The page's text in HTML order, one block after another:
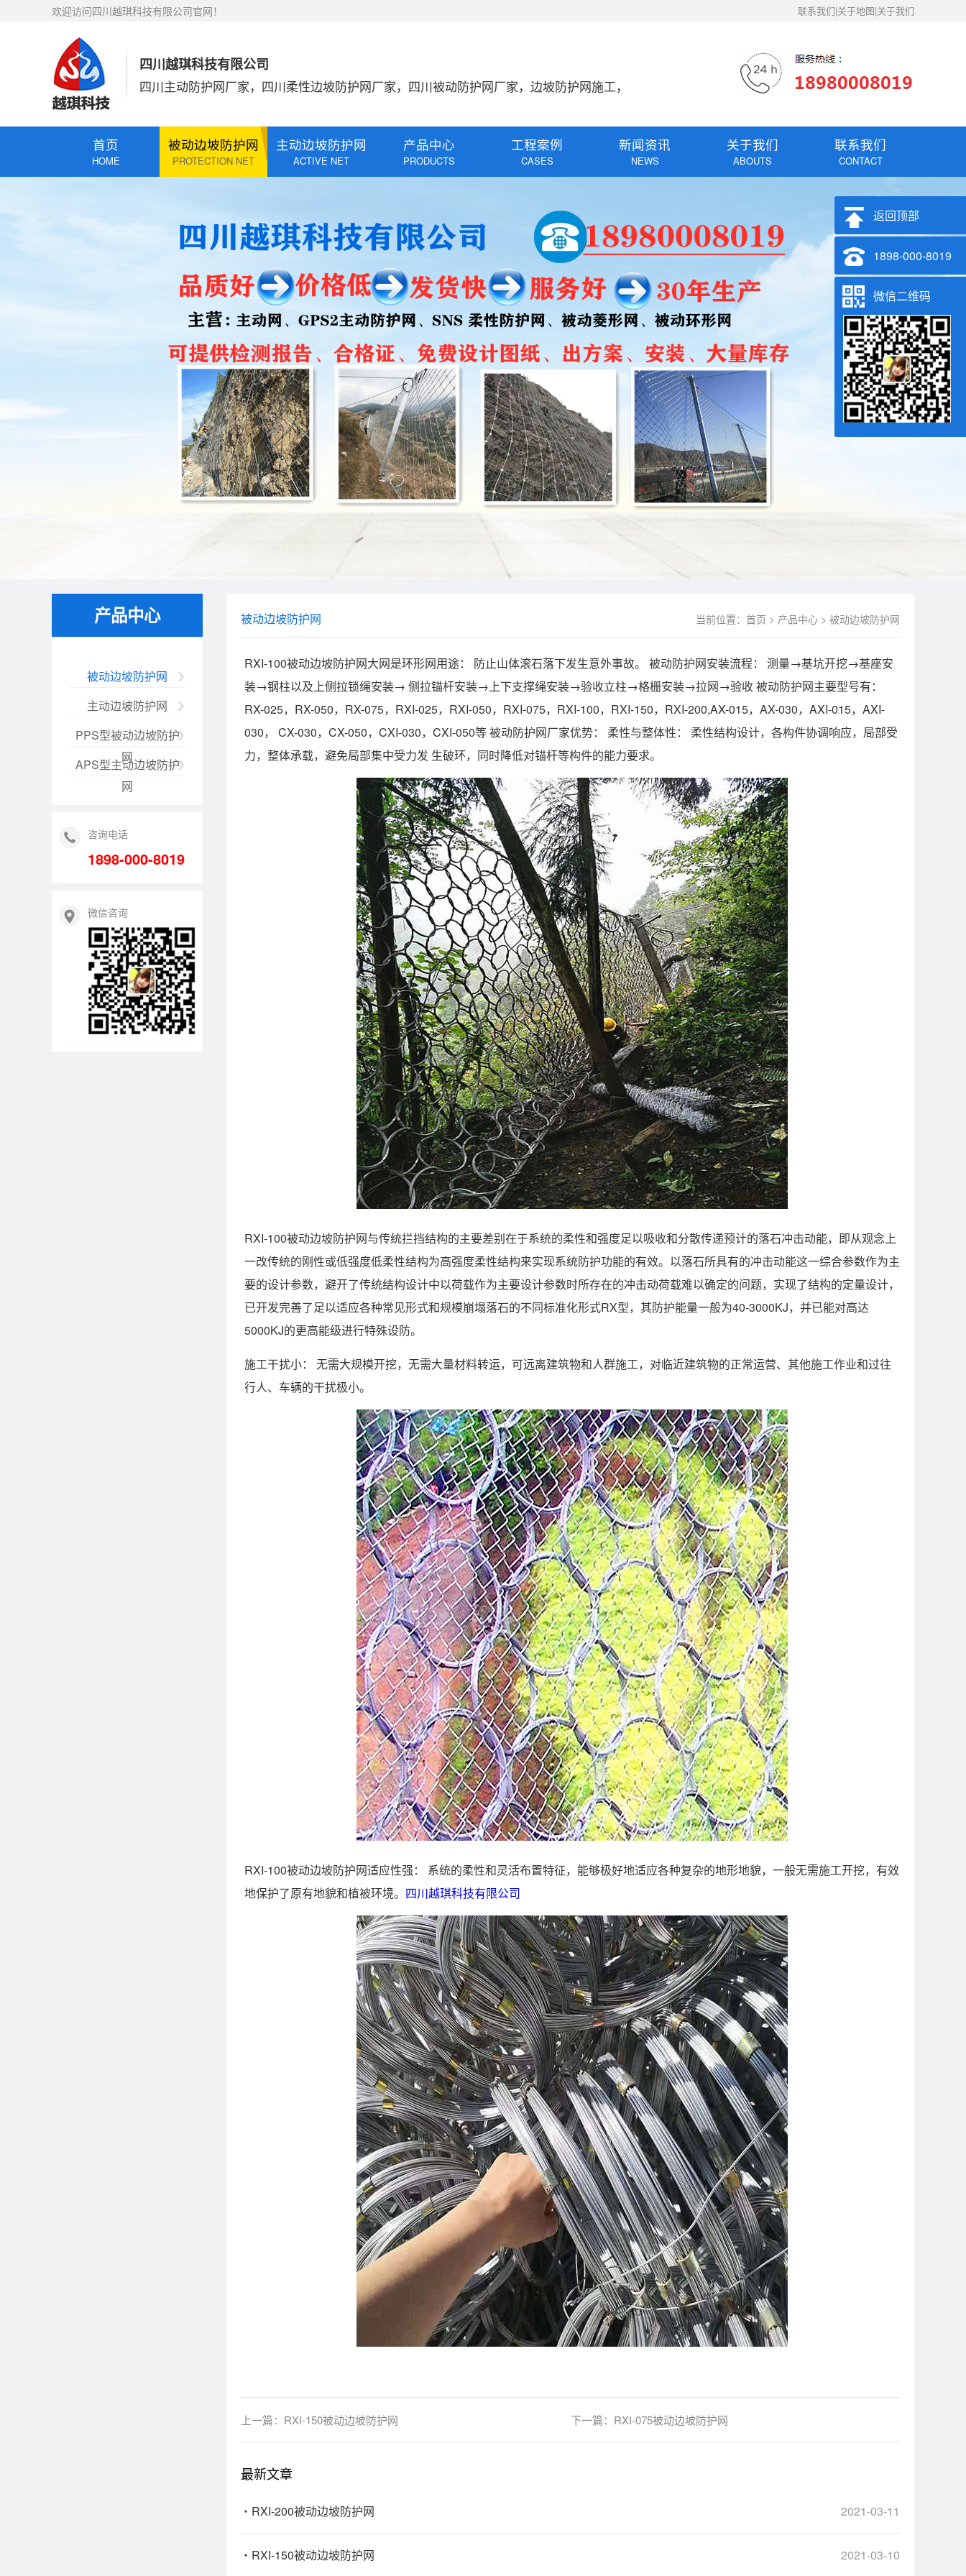
联系我们|关于地图|关于我们
欢迎访问四川越琪科技有限公司官网！
四川越琪科技有限公司
四川主动防护网厂家，四川柔性边坡防护网厂家，四川被动防护网厂家，边坡防护网施工，
首页
HOME
被动边坡防护网
PROTECTION NET
主动边坡防护网
ACTIVE NET
产品中心
PRODUCTS
工程案例
CASES
新闻资讯
NEWS
关于我们
ABOUTS
联系我们
CONTACT
产品中心
被动边坡防护网
主动边坡防护网
PPS型被动边坡防护
网
APS型主动边坡防护
网
咨询电话
1898-000-8019
微信咨询
当前位置： 首页 > 产品中心 > 被动边坡防护网
被动边坡防护网
RXI-100被动边坡防护网大网是环形网用途： 防止山体滚石落下发生意外事故。 被动防护网安装流程： 测量→基坑开挖→基座安
装→钢柱以及上侧拉锁绳安装→ 侧拉锚杆安装→上下支撑绳安装→验收立柱→格栅安装→拉网→验收 被动防护网主要型号有：
RX-025，RX-050，RX-075，RXI-025，RXI-050，RXI-075，RXI-100，RXI-150，RXI-200,AX-015，AX-030，AXI-015，AXI-
030， CX-030，CX-050，CXI-030，CXI-050等 被动防护网厂家优势： 柔性与整体性： 柔性结构设计，各构件协调响应，局部受
力，整体承载，避免局部集中受力发 生破环，同时降低对锚杆等构件的能力要求。
RXI-100被动边坡防护网与传统拦挡结构的主要差别在于系统的柔性和强度足以吸收和分散传递预计的落石冲击动能，即从观念上
一改传统的刚性或低强度低柔性结构为高强度柔性结构来实现系统防护功能的有效。以落石所具有的冲击动能这一综合参数作为主
要的设计参数，避开了传统结构设计中以荷载作为主要设计参数时所存在的冲击动荷载难以确定的问题，实现了结构的定量设计，
已开发完善了足以适应各种常见形式和规模崩塌落石的不同标准化形式RX型，其防护能量一般为40-3000KJ，并已能对高达
5000KJ的更高能级进行特殊设防。
施工干扰小： 无需大规模开挖，无需大量材料转运，可远离建筑物和人群施工，对临近建筑物的正常运营、其他施工作业和过往
行人、车辆的干扰极小。
RXI-100被动边坡防护网适应性强： 系统的柔性和灵活布置特征，能够极好地适应各种复杂的地形地貌，一般无需施工开挖，有效
地保护了原有地貌和植被环境。 四川越琪科技有限公司
上一篇： RXI-150被动边坡防护网 下一篇： RXI-075被动边坡防护网
最新文章
2021-03-11
RXI-200被动边坡防护网
2021-03-10
RXI-150被动边坡防护网
返回顶部
1898-000-8019
微信二维码